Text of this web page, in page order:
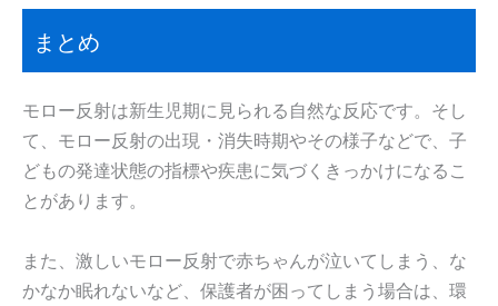
まとめ
モロー反射は新生児期に見られる自然な反応です。そし
て、モロー反射の出現・消失時期やその様子などで、子
どもの発達状態の指標や疾患に気づくきっかけになるこ
とがあります。
また、激しいモロー反射で赤ちゃんが泣いてしまう、な
かなか眠れないなど、保護者が困ってしまう場合は、環